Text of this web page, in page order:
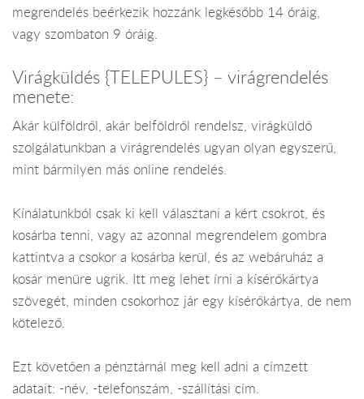
megrendelés beérkezik hozzánk legkésőbb 14 óráig,
vagy szombaton 9 óráig.
Virágküldés {TELEPULES} – virágrendelés
menete:
Akár külföldről, akár belföldről rendelsz, virágküldő
szolgálatunkban a virágrendelés ugyan olyan egyszerű,
mint bármilyen más online rendelés.
Kínálatunkból csak ki kell választani a kért csokrot, és
kosárba tenni, vagy az azonnal megrendelem gombra
kattintva a csokor a kosárba kerül, és az webáruház a
kosár menüre ugrik. Itt meg lehet írni a kísérőkártya
szövegét, minden csokorhoz jár egy kísérőkártya, de nem
kötelező.
Ezt követően a pénztárnál meg kell adni a címzett
adatait: -név, -telefonszám, -szállítási cím.